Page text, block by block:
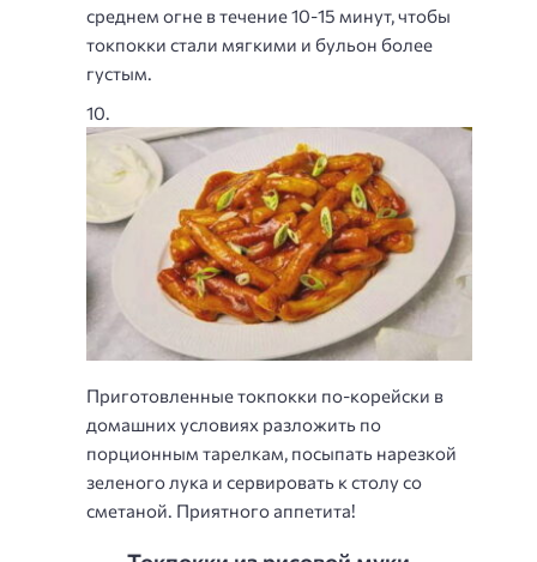
среднем огне в течение 10-15 минут, чтобы
токпокки стали мягкими и бульон более
густым.
Приготовленные токпокки по-корейски в
домашних условиях разложить по
порционным тарелкам, посыпать нарезкой
зеленого лука и сервировать к столу со
сметаной. Приятного аппетита!